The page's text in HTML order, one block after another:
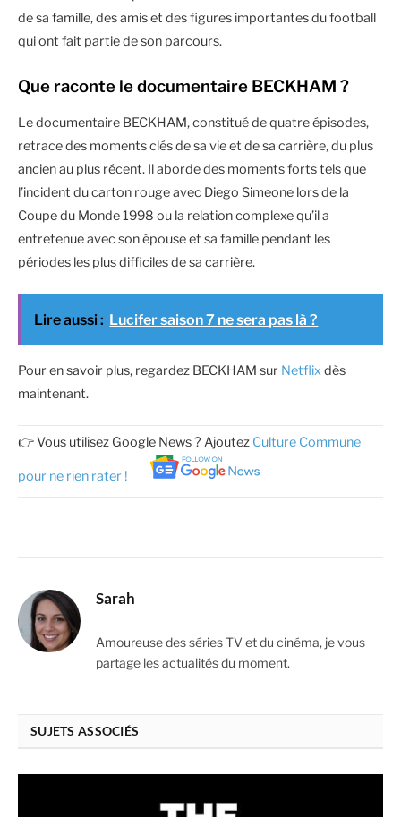
de sa famille, des amis et des figures importantes du football
qui ont fait partie de son parcours.
Que raconte le documentaire BECKHAM ?
Le documentaire BECKHAM, constitué de quatre épisodes,
retrace des moments clés de sa vie et de sa carrière, du plus
ancien au plus récent. Il aborde des moments forts tels que
l’incident du carton rouge avec Diego Simeone lors de la
Coupe du Monde 1998 ou la relation complexe qu’il a
entretenue avec son épouse et sa famille pendant les
périodes les plus difficiles de sa carrière.
Lire aussi : Lucifer saison 7 ne sera pas là ?
Pour en savoir plus, regardez BECKHAM sur Netflixdès
maintenant.
👉 Vous utilisez Google News ? Ajoutez Culture Commune
pour ne rien rater !
Sarah
Amoureuse des séries TV et du cinéma, je vous
partage les actualités du moment.
SUJETS ASSOCIÉS